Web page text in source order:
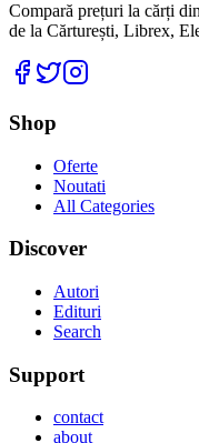
Compară prețuri la cărți
de la Cărturești, Librex,
Facebook
Twitter
Shop
Oferte
Noutati
All Categories
Discover
Autori
Edituri
Search
Support
contact
about